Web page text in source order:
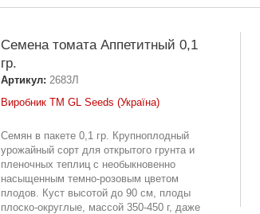
Семена томата Аппетитный 0,1
гр.
Артикул: 2683Л
Виробник ТМ GL Seeds (Україна)
Семян в пакете 0,1 гр. Крупноплодный
урожайный сорт для открытого грунта и
пленочных теплиц с необыкновенно
насыщенным темно-розовым цветом
плодов. Куст высотой до 90 см, плоды
плоско-округлые, массой 350-450 г, даже